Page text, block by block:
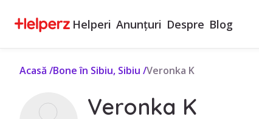
Helperi Anunțuri Despre Blog
Acasă /Bone în Sibiu, Sibiu /Veronka K
Veronka K